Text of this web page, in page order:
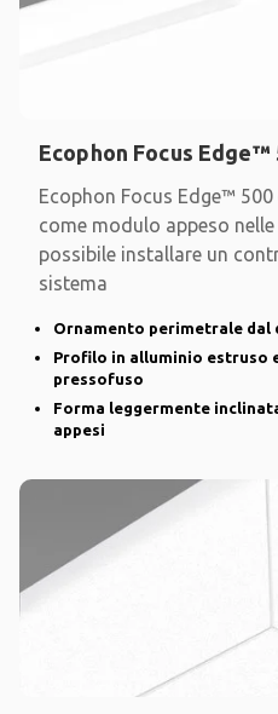
Ecophon Focus Edge™
Ecophon Focus Edge™
come modulo appeso
possibile installare un
sistema
Ornamento perimetrale dal
Profilo in alluminio estruso
pressofuso
Forma leggermente
appesi